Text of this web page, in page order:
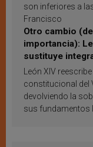
son inferiores a
Francisco
Otro cambio
importancia):
sustituye
vaticana de
León XIV
constitucional del
devolviendo la
sus fundamentos